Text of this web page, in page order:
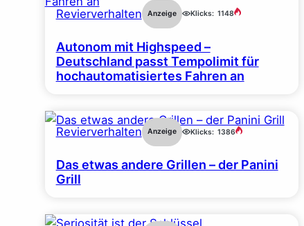
Revierverhalten Anzeige Klicks: 1148
Autonom mit Highspeed –
Deutschland passt Tempolimit für
hochautomatisiertes Fahren an
Revierverhalten Anzeige Klicks: 1386
Das etwas andere Grillen – der Panini
Grill